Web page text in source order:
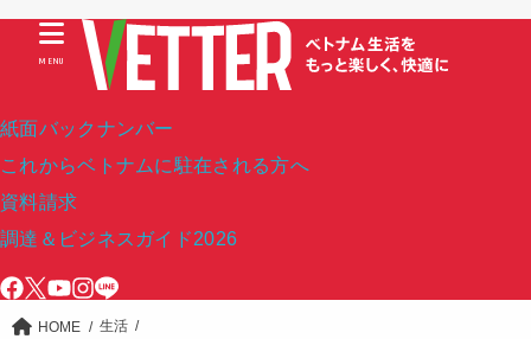
紙面バックナンバー
これからベトナムに駐在される方へ
資料請求
調達＆ビジネスガイド2026
MENU
HOME
生活